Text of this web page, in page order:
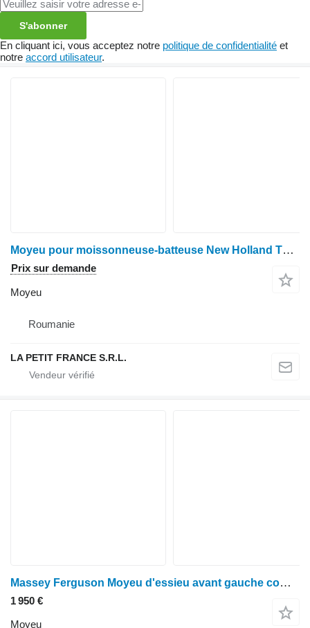
S'abonner
En cliquant ici, vous acceptez notre politique de confidentialité et
notre accord utilisateur.
Moyeu pour moissonneuse-batteuse New Holland TF/TX
Prix sur demande
Moyeu
Roumanie
LA PETIT FRANCE S.R.L.
Massey Ferguson Moyeu d'essieu avant gauche complet 390t, série 300 Ag85 3764018m91 3764018M91 pour tracteur à roues
1 950 €
Moyeu